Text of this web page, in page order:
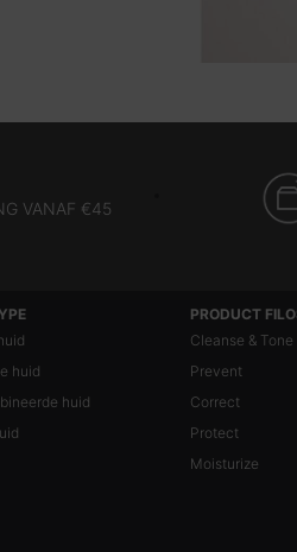
VANAF €45
huid
huid
PRODUCT
Cleanse & Tone
Prevent
Correct
Protect
Moisturize